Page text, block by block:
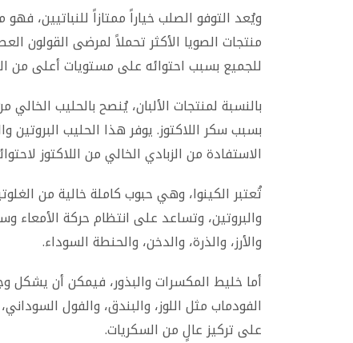
ويُعد التوفو الصلب خياراً ممتازاً للنباتيين،
منتجات الصويا الأكثر تحملاً لمرضى القولون
للجميع بسبب احتوائه على مستويات أعلى من
بالنسبة لمنتجات الألبان، يُنصح بالحليب
بسبب سكر اللاكتوز. يوفر هذا الحليب البروتين
الاستفادة من الزبادي الخالي من اللاكتوز
تُعتبر الكينوا، وهي حبوب كاملة خالية من
والبروتين، وتساعد على انتظام حركة الأمعاء
والأرز، والذرة، والدخن، والحنطة السوداء.
أما خليط المكسرات والبذور، فيمكن أن
الفودماب مثل اللوز، والبندق، والفول
على تركيز عالٍ من السكريات.